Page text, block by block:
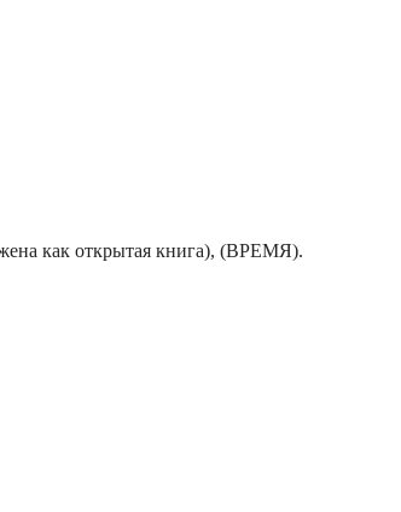
как открытая книга), (ВРЕМЯ).